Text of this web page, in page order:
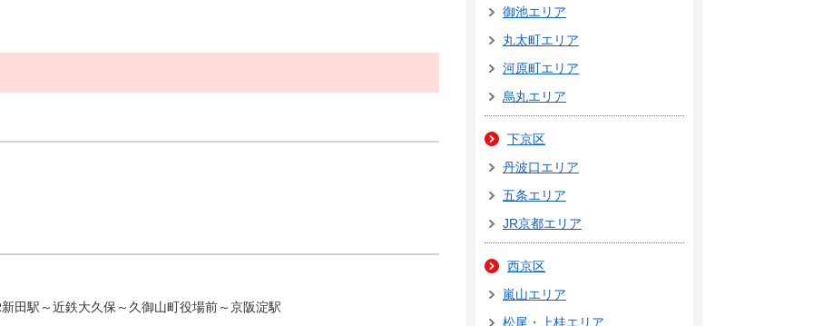
田駅～近鉄大久保～久御山町役場前～京阪淀駅
御池エリア
丸太町エリア
河原町エリア
烏丸エリア
下京区
丹波口エリア
五条エリア
JR京都エリア
西京区
嵐山エリア
松尾・上桂エリア